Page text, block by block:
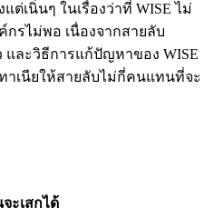
ต่เนิ่นๆ ในเรื่องว่าที่ WISE ไม่
กรไม่พอ เนื่องจากสายลับ
ละวิธีการแก้ปัญหาของ WISE
าเนียให้สายลับไม่กี่คนแทนที่จะ
ะเสกได้